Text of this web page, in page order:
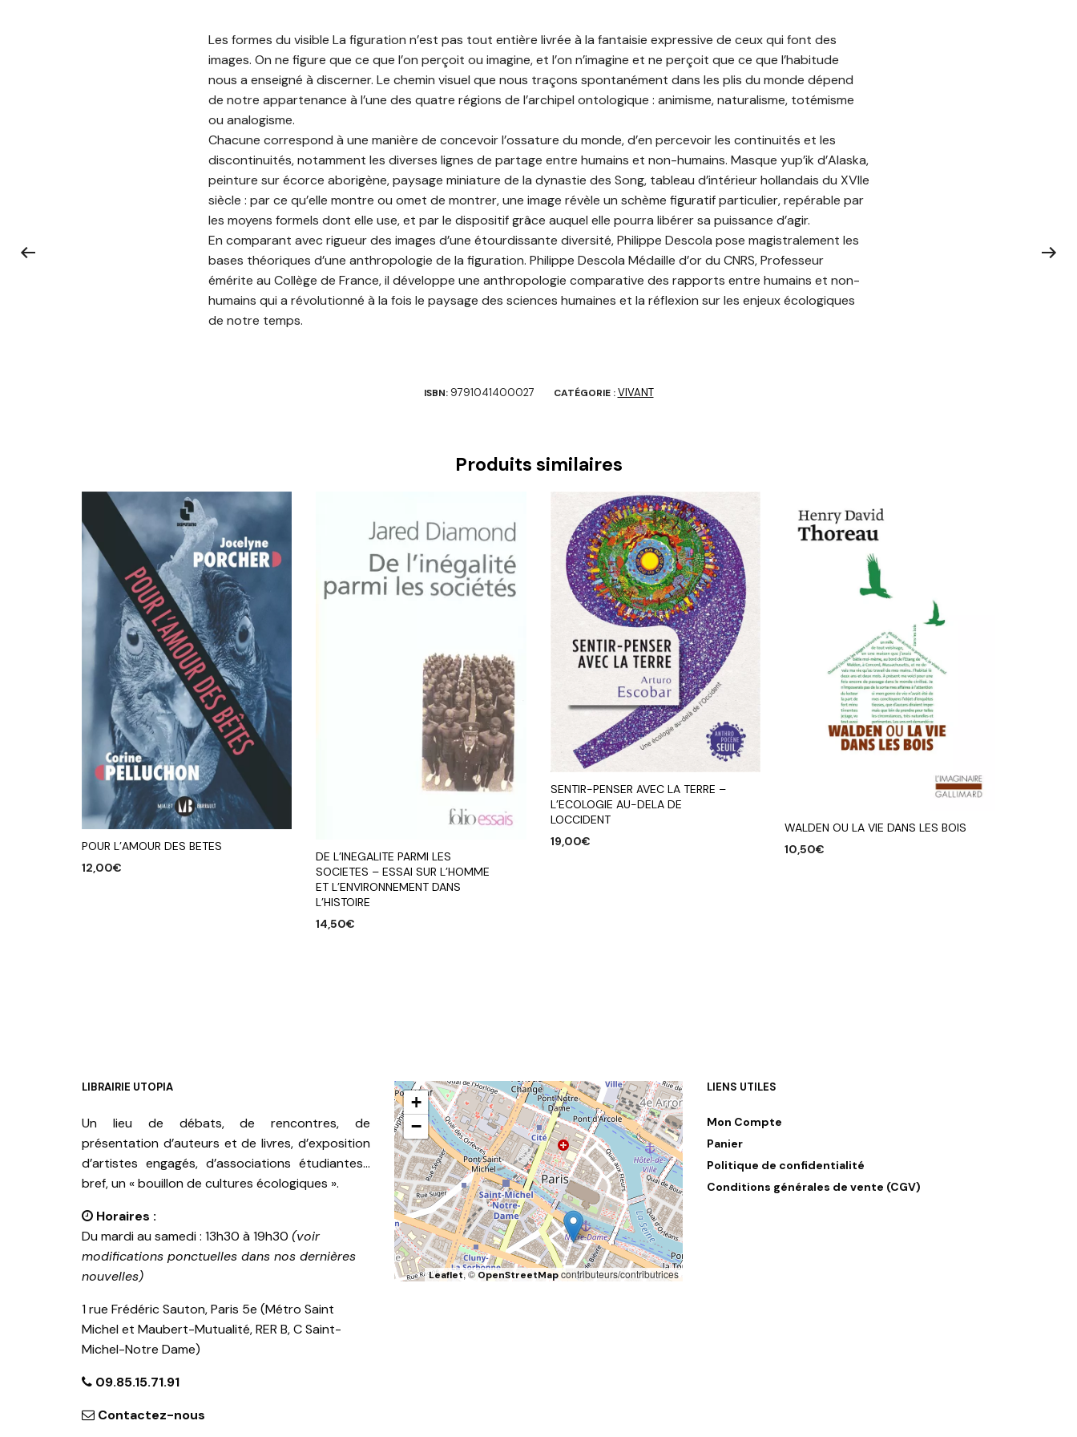
Les formes du visible La figuration n’est pas tout entière livrée à la fantaisie expressive de ceux qui font des
images. On ne figure que ce que l’on perçoit ou imagine, et l’on n’imagine et ne perçoit que ce que l’habitude
nous a enseigné à discerner. Le chemin visuel que nous traçons spontanément dans les plis du monde dépend
de notre appartenance à l’une des quatre régions de l’archipel ontologique : animisme, naturalisme, totémisme
ou analogisme.
Chacune correspond à une manière de concevoir l’ossature du monde, d’en percevoir les continuités et les
discontinuités, notamment les diverses lignes de partage entre humains et non-humains. Masque yup’ik d’Alaska,
peinture sur écorce aborigène, paysage miniature de la dynastie des Song, tableau d’intérieur hollandais du XVIIe
siècle : par ce qu’elle montre ou omet de montrer, une image révèle un schème figuratif particulier, repérable par
les moyens formels dont elle use, et par le dispositif grâce auquel elle pourra libérer sa puissance d’agir.
En comparant avec rigueur des images d’une étourdissante diversité, Philippe Descola pose magistralement les
bases théoriques d’une anthropologie de la figuration. Philippe Descola Médaille d’or du CNRS, Professeur
émérite au Collège de France, il développe une anthropologie comparative des rapports entre humains et non-
humains qui a révolutionné à la fois le paysage des sciences humaines et la réflexion sur les enjeux écologiques
de notre temps.
ISBN: 9791041400027 CATÉGORIE :VIVANT
Produits similaires
POUR L’AMOUR DES BETES
12,00€
DE L’INEGALITE PARMI LES
SOCIETES – ESSAI SUR L’HOMME
ET L’ENVIRONNEMENT DANS
L’HISTOIRE
14,50€
SENTIR-PENSER AVEC LA TERRE –
L’ECOLOGIE AU-DELA DE
LOCCIDENT
19,00€
WALDEN OU LA VIE DANS LES BOIS
10,50€
LIBRAIRIE UTOPIA
Un lieu de débats, de rencontres, de
présentation d’auteurs et de livres, d’exposition
d’artistes engagés, d’associations étudiantes…
bref, un « bouillon de cultures écologiques ».
Horaires :
Du mardi au samedi : 13h30 à 19h30 (voir
modifications ponctuelles dans nos dernières
nouvelles)
1 rue Frédéric Sauton, Paris 5e (Métro Saint
Michel et Maubert-Mutualité, RER B, C Saint-
Michel-Notre Dame)
09.85.15.71.91
Contactez-nous
+
−
Leaflet, ©OpenStreetMapcontributeurs/contributrices
LIENS UTILES
Mon Compte
Panier
Politique de confidentialité
Conditions générales de vente (CGV)